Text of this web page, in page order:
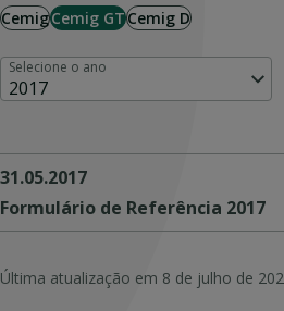
CemigCemig GTCemig D
Selecione o ano
2017
31.05.2017
Formulário de Referência 2017
Última atualização em 8 de julho de